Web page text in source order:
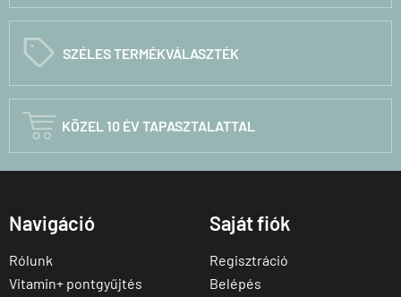
C SZÉLES TERMÉKVÁLASZTÉK
 KÖZEL 10 ÉV TAPASZTALATTAL
Navigáció
Rólunk
Vitamin+ pontgyűjtés
Saját fiók
Regisztráció
Belépés